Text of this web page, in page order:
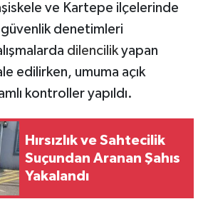
ve Kartepe ilçelerinde
denetimleri
dilencilikyapan
edilirken, umuma açık
kontroller yapıldı.
Hırsızlık ve Sahtecilik
Suçundan Aranan Şahıs
Yakalandı